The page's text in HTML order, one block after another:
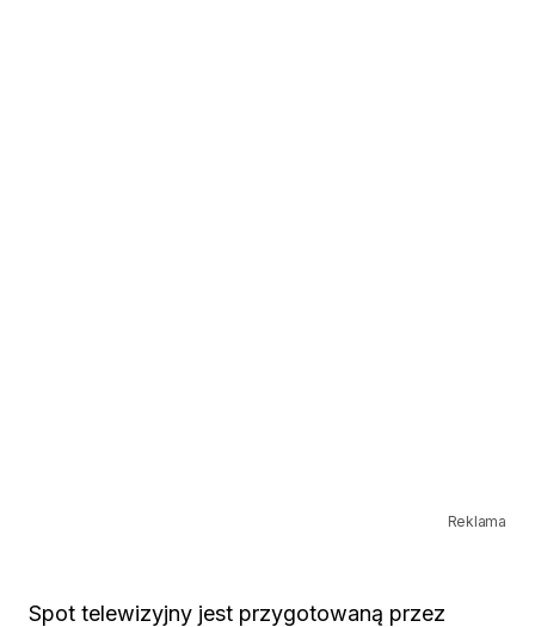
Reklama
Spot telewizyjny jest przygotowaną przez